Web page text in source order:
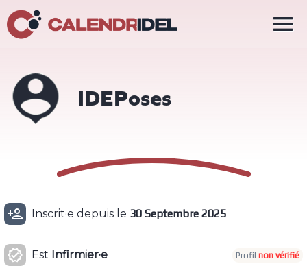
IDEPoses
 Inscrit·e depuis le 30 Septembre 2025
 Est Infirmier·e Profil non vérifié
